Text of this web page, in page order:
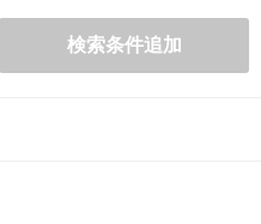
検索条件追加